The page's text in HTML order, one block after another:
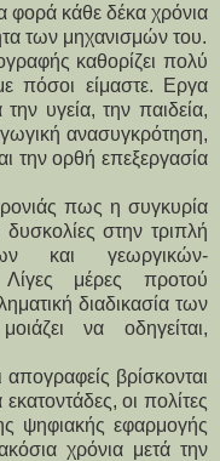
φορά κάθε δέκα χρόνια
των μηχανισμών του.
καθορίζει πολύ
πόσοι είμαστε. Εργα
υγεία, την παιδεία,
ανασυγκρότηση,
την ορθή επεξεργασία
πως η συγκυρία
στην τριπλή
και γεωργικών-
Λίγες μέρες προτού
διαδικασία των
να οδηγείται,
απογραφείς βρίσκονται
οι πολίτες
ψηφιακής εφαρμογής
χρόνια μετά την